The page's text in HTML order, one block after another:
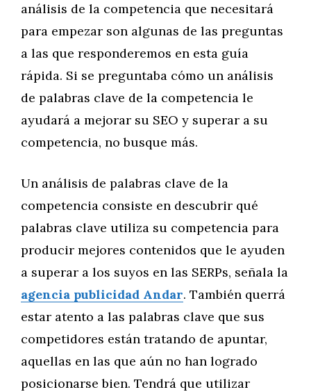
análisis de la competencia que necesitará
para empezar son algunas de las preguntas
a las que responderemos en esta guía
rápida. Si se preguntaba cómo un análisis
de palabras clave de la competencia le
ayudará a mejorar su SEO y superar a su
competencia, no busque más.
Un análisis de palabras clave de la
competencia consiste en descubrir qué
palabras clave utiliza su competencia para
producir mejores contenidos que le ayuden
a superar a los suyos en las SERPs, señala la
agencia publicidad Andar. También querrá
estar atento a las palabras clave que sus
competidores están tratando de apuntar,
aquellas en las que aún no han logrado
posicionarse bien. Tendrá que utilizar